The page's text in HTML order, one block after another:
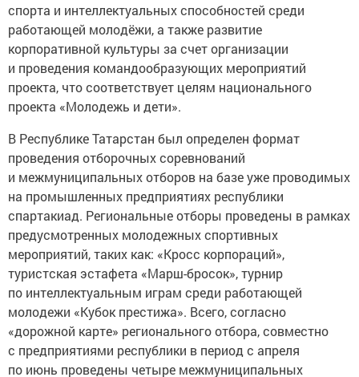
спорта и интеллектуальных способностей среди
работающей молодёжи, а также развитие
корпоративной культуры за счет организации
и проведения командообразующих мероприятий
проекта, что соответствует целям национального
проекта «Молодежь и дети».
В Республике Татарстан был определен формат
проведения отборочных соревнований
и межмуниципальных отборов на базе уже проводимых
на промышленных предприятиях республики
спартакиад. Региональные отборы проведены в рамках
предусмотренных молодежных спортивных
мероприятий, таких как: «Кросс корпораций»,
туристская эстафета «Марш-бросок», турнир
по интеллектуальным играм среди работающей
молодежи «Кубок престижа». Всего, согласно
«дорожной карте» регионального отбора, совместно
с предприятиями республики в период с апреля
по июнь проведены четыре межмуниципальных